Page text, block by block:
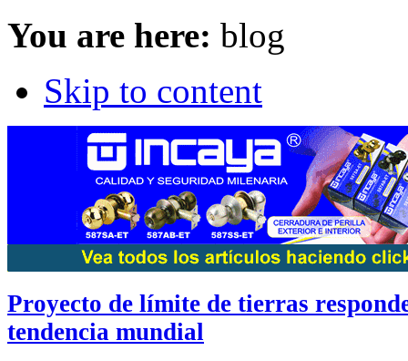
You are here: blog
Skip to content
Proyecto de límite de tierras
tendencia mundial